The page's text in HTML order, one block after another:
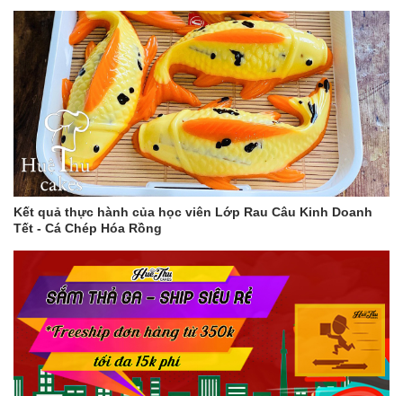
Lưu ý
Bạn nên ngâm khuôn trong nước lạnh và nước xà phòng ít
nhất 1 tiếng để rau câu tróc ra dễ dàng và khuôn được làm
sạch hoàn toàn.
Bạn có thể ngâm khuôn trong nước lạnh qua ngày, 2-3
ngày, thậm chí cả tuần mà không lo khuôn bị nhớt. Tuy
nhiên, nếu chỉ ngâm nước lạnh mà không ngâm nước xà
phòng, thì khuôn sẽ bị nhớt khi ngâm lâu trên 1 ngày.
Bạn có thể phơi khuôn dưới ánh nắng mặt trời hoặc hong
khô bằng máy sấy đều được. Tuy nhiên, nếu phơi khuôn
dưới ánh nắng mặt trời, bạn nên lưu ý che đậy khuôn để
tránh bụi bẩn bám vào.
Với cách làm này, khuôn rau câu của bạn sẽ luôn sạch sẽ và
không bị mốc thâm kim.
Thêm một số mẹo giúp khuôn rau câu không bị mốc thâm
kim
Sau khi rửa sạch khuôn, bạn có thể tráng sơ qua nước sôi
để khử trùng.
Kết quả thực hành của học viên Lớp Rau Câu Kinh Doanh
Tết - Cá Chép Hóa Rồng